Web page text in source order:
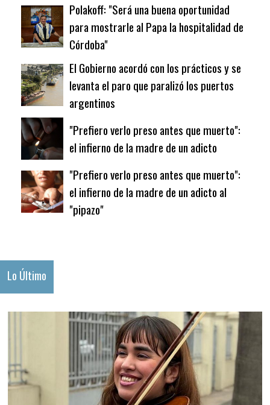
Polakoff: "Será una buena oportunidad
para mostrarle al Papa la hospitalidad de
Córdoba"
El Gobierno acordó con los prácticos y se
levanta el paro que paralizó los puertos
argentinos
"Prefiero verlo preso antes que muerto":
el infierno de la madre de un adicto
"Prefiero verlo preso antes que muerto":
el infierno de la madre de un adicto al
"pipazo"
Lo Último